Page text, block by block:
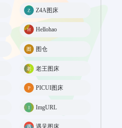
Z4A图床
Hellohao
图仓
老王图床
PICUI图床
ImgURL